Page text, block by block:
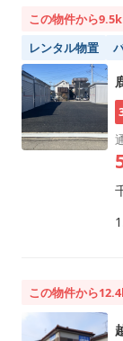
この物件から
レンタル物置
この物件から